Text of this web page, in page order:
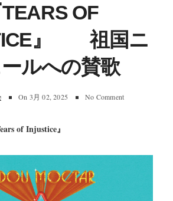
TEARS OF
』 祖国ニ
ルへの賛歌
On 3月 02, 2025 No Comment
of Injustice』